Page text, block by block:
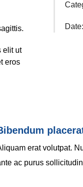
elit ut
eros
Date:
erat volutpat.
ac purus